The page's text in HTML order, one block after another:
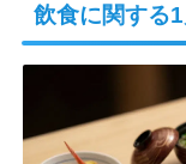
飲食に関する